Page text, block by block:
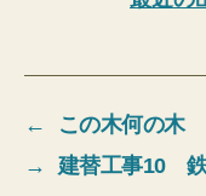
←
この木何の木
→
建替工事10